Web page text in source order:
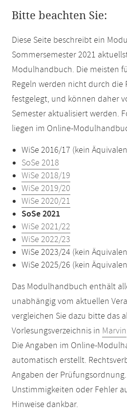
Bitte beachten Sie:
Diese Seite beschreibt ein
Sommersemester 2021
Modulhandbuch. Die meisten
Regeln werden nicht durch
festgelegt, und können daher
Semester aktualisiert werden.
liegen im Online-
WiSe 2016/17 (kein
SoSe 2018
WiSe 2018/19
WiSe 2019/20
WiSe 2020/21
SoSe 2021
WiSe 2021/22
WiSe 2022/23
WiSe 2023/24 (kein
WiSe 2025/26 (kein
Das Modulhandbuch enthält
unabhängig vom aktuellen
vergleichen Sie dazu bitte das
Vorlesungsverzeichnis in Marvin
Die Angaben im Online-
automatisch erstellt.
Angaben der
Unstimmigkeiten oder Fehler
Hinweise dankbar.